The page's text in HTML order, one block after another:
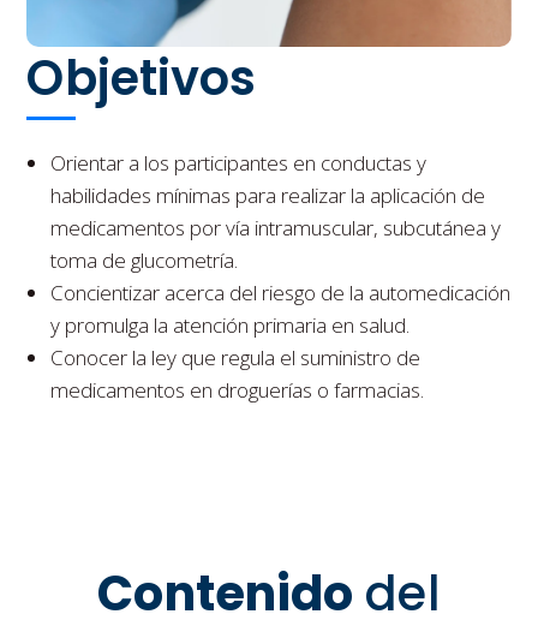
Objetivos
Orientar a los participantes en conductas y
habilidades mínimas para realizar la aplicación de
medicamentos por vía intramuscular, subcutánea y
toma de glucometría.
Concientizar acerca del riesgo de la automedicación
y promulga la atención primaria en salud.
Conocer la ley que regula el suministro de
medicamentos en droguerías o farmacias.
Contenido del